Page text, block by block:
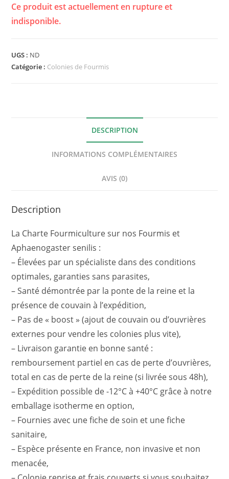
Ce produit est actuellement en rupture et
indisponible.
UGS : ND
Catégorie : Colonies de Fourmis
DESCRIPTION
INFORMATIONS COMPLÉMENTAIRES
AVIS (0)
Description
La Charte Fourmiculture sur nos Fourmis et
Aphaenogaster senilis :
– Élevées par un spécialiste dans des conditions
optimales, garanties sans parasites,
– Santé démontrée par la ponte de la reine et la
présence de couvain à l’expédition,
– Pas de « boost » (ajout de couvain ou d’ouvrières
externes pour vendre les colonies plus vite),
– Livraison garantie en bonne santé :
remboursement partiel en cas de perte d’ouvrières,
total en cas de perte de la reine (si livrée sous 48h),
– Expédition possible de -12°C à +40°C grâce à notre
emballage isotherme en option,
– Fournies avec une fiche de soin et une fiche
sanitaire,
– Espèce présente en France, non invasive et non
menacée,